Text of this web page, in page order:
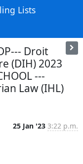
Lists
Droit
(DIH) 2023
---
Law (IHL)
25 Jan '23 3:22 p.m.